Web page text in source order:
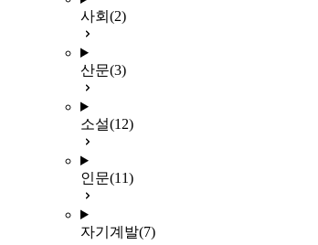
사회 (2)
산문(3)
소설(12)
인문(11)
자기계발(7)